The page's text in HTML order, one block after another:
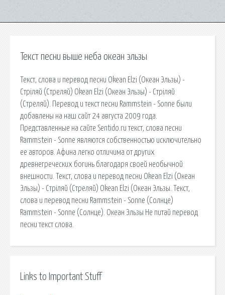
Текст песни выше неба океан эльзы
Текст, слова и перевод песни Okean Elzi (Океан Эльзы) -
Стрiляй (Стреляй) Okean Elzi (Океан Эльзы) - Стрiляй
(Стреляй). Перевод и текст песни Rammstein - Sonne были
добавлены на наш сайт 24 августа 2009 года.
Представленные на сайте Sentido.ru текст, слова песни
Rammstein - Sonne являются собственностью исключительно
ее авторов. Афина легко отличима от других
древнегреческих богинь благодаря своей необычной
внешности. Текст, слова и перевод песни Okean Elzi (Океан
Эльзы) - Стрiляй (Стреляй) Okean Elzi (Океан Эльзы. Текст,
слова и перевод песни Rammstein - Sonne (Солнце)
Rammstein - Sonne (Солнце). Океан Эльзы Не питай перевод
песни текст слова.
Links to Important Stuff